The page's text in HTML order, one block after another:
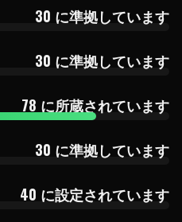
30 に準拠しています
30 に準拠しています
78 に所蔵されています
30 に準拠しています
40 に設定されています